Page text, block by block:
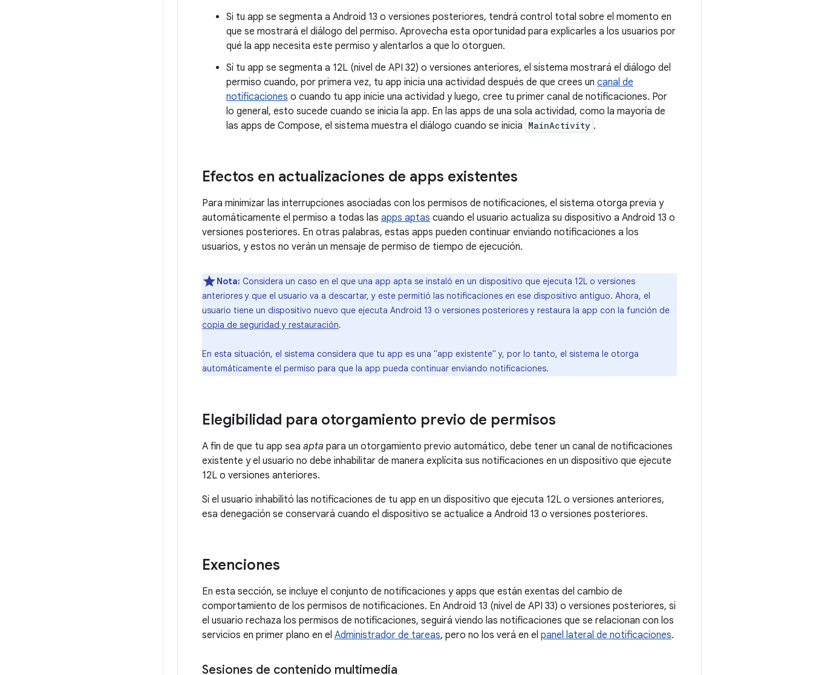
Si tu app se segmenta a Android 13 o versiones posteriores, tendrá control total sobre el momento en
que se mostrará el diálogo del permiso. Aprovecha esta oportunidad para explicarles a los usuarios por
qué la app necesita este permiso y alentarlos a que lo otorguen.
Si tu app se segmenta a 12L (nivel de API 32) o versiones anteriores, el sistema mostrará el diálogo del
permiso cuando, por primera vez, tu app inicia una actividad después de que crees un canal de
notificaciones o cuando tu app inicie una actividad y luego, cree tu primer canal de notificaciones. Por
lo general, esto sucede cuando se inicia la app. En las apps de una sola actividad, como la mayoría de
las apps de Compose, el sistema muestra el diálogo cuando se inicia MainActivity .
Efectos en actualizaciones de apps existentes
Para minimizar las interrupciones asociadas con los permisos de notificaciones, el sistema otorga previa y
automáticamente el permiso a todas las apps aptas cuando el usuario actualiza su dispositivo a Android 13 o
versiones posteriores. En otras palabras, estas apps pueden continuar enviando notificaciones a los
usuarios, y estos no verán un mensaje de permiso de tiempo de ejecución.
Nota: Considera un caso en el que una app apta se instaló en un dispositivo que ejecuta 12L o versiones
anteriores y que el usuario va a descartar, y este permitió las notificaciones en ese dispositivo antiguo. Ahora, el
usuario tiene un dispositivo nuevo que ejecuta Android 13 o versiones posteriores y restaura la app con la función de
copia de seguridad y restauración.
En esta situación, el sistema considera que tu app es una "app existente" y, por lo tanto, el sistema le otorga
automáticamente el permiso para que la app pueda continuar enviando notificaciones.
Elegibilidad para otorgamiento previo de permisos
A fin de que tu app sea apta para un otorgamiento previo automático, debe tener un canal de notificaciones
existente y el usuario no debe inhabilitar de manera explícita sus notificaciones en un dispositivo que ejecute
12L o versiones anteriores.
Si el usuario inhabilitó las notificaciones de tu app en un dispositivo que ejecuta 12L o versiones anteriores,
esa denegación se conservará cuando el dispositivo se actualice a Android 13 o versiones posteriores.
Exenciones
En esta sección, se incluye el conjunto de notificaciones y apps que están exentas del cambio de
comportamiento de los permisos de notificaciones. En Android 13 (nivel de API 33) o versiones posteriores, si
el usuario rechaza los permisos de notificaciones, seguirá viendo las notificaciones que se relacionan con los
servicios en primer plano en el Administrador de tareas, pero no los verá en el panel lateral de notificaciones.
Sesiones de contenido multimedia